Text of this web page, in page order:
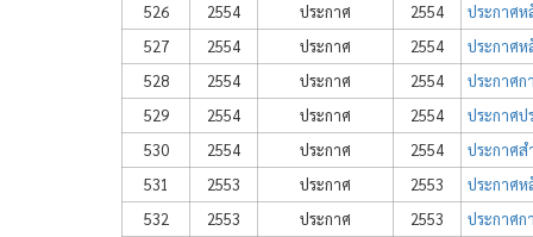
526
2554 ประกาศ 2554
ประกาศ
527
2554 ประกาศ 2554
ประกาศห
528
2554 ประกาศ 2554
ประกาศก
529
2554 ประกาศ 2554
ประกาศป
530
2554 ประกาศ 2554
ประกาศส
531
2553 ประกาศ 2553
ประกาศห
532
2553 ประกาศ 2553 ประกาศก